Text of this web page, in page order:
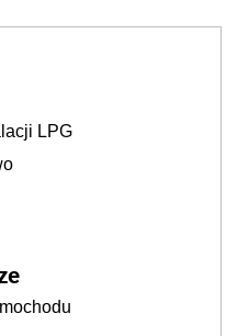
LPG